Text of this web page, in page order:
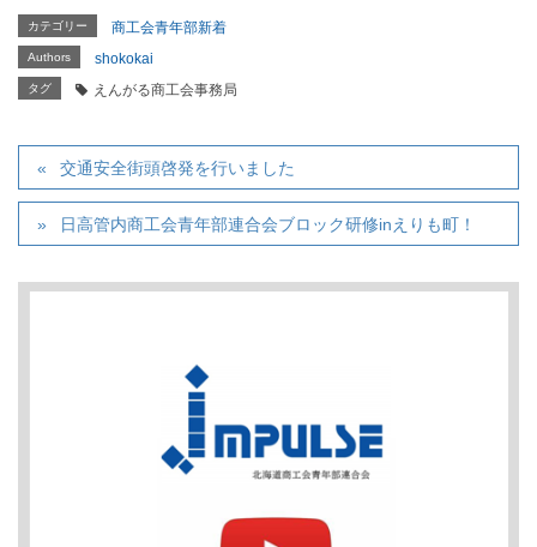
カテゴリー 商工会青年部新着
Authors shokokai
タグ えんがる商工会事務局
交通安全街頭啓発を行いました
日高管内商工会青年部連合会ブロック研修inえりも町！